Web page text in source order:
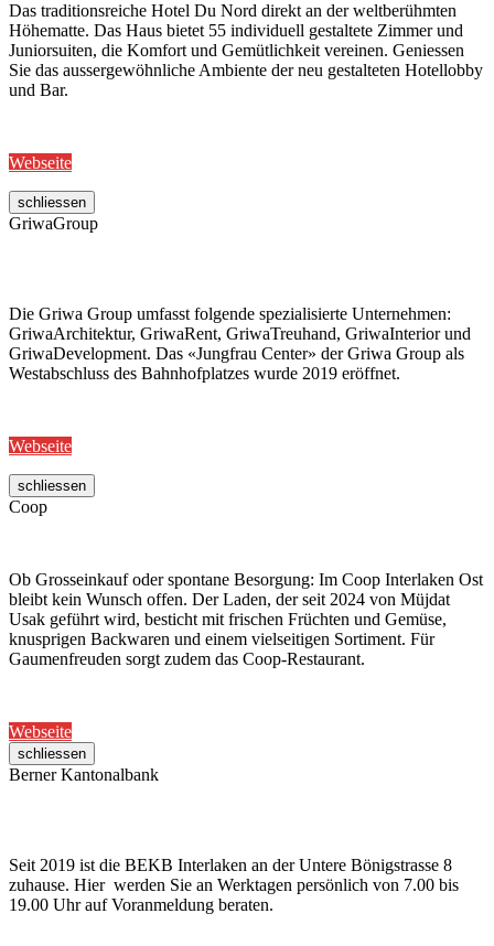
Das traditionsreiche Hotel Du Nord direkt an der weltberühmten
Höhematte. Das Haus bietet 55 individuell gestaltete Zimmer und
Juniorsuiten, die Komfort und Gemütlichkeit vereinen. Geniessen
Sie das aussergewöhnliche Ambiente der neu gestalteten Hotellobby
und Bar.
Webseite
schliessen
GriwaGroup
Die Griwa Group umfasst folgende spezialisierte Unternehmen:
GriwaArchitektur, GriwaRent, GriwaTreuhand, GriwaInterior und
GriwaDevelopment. Das «Jungfrau Center» der Griwa Group als
Westabschluss des Bahnhofplatzes wurde 2019 eröffnet.
Webseite
schliessen
Coop
Ob Grosseinkauf oder spontane Besorgung: Im Coop Interlaken Ost
bleibt kein Wunsch offen. Der Laden, der seit 2024 von Müjdat
Usak geführt wird, besticht mit frischen Früchten und Gemüse,
knusprigen Backwaren und einem vielseitigen Sortiment. Für
Gaumenfreuden sorgt zudem das Coop-Restaurant.
Webseite
schliessen
Berner Kantonalbank
Seit 2019 ist die BEKB Interlaken an der Untere Bönigstrasse 8
zuhause. Hier werden Sie an Werktagen persönlich von 7.00 bis
19.00 Uhr auf Voranmeldung beraten.